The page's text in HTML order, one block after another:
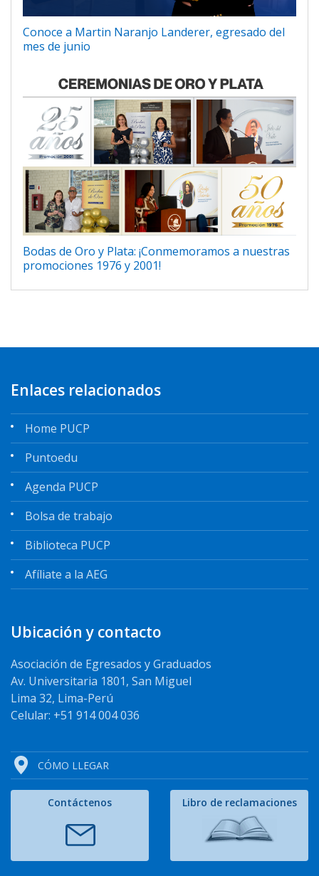
Conoce a Martin Naranjo Landerer, egresado del
mes de junio
Bodas de Oro y Plata: ¡Conmemoramos a nuestras
promociones 1976 y 2001!
Enlaces relacionados
Home PUCP
Puntoedu
Agenda PUCP
Bolsa de trabajo
Biblioteca PUCP
Afíliate a la AEG
Ubicación y contacto
Asociación de Egresados y Graduados
Av. Universitaria 1801, San Miguel
Lima 32, Lima-Perú
Celular: +51 914 004 036
CÓMO LLEGAR
Contáctenos Libro de reclamaciones